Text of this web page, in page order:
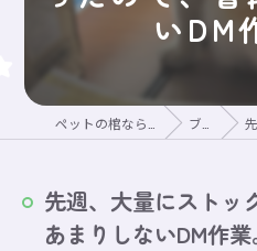
いDM
ブログ 先
先週、大量にストッ
あまりしないDM作業